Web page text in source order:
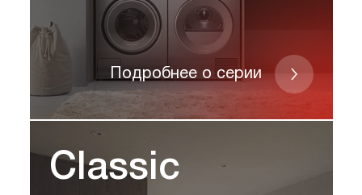
Подробнее о серии
Classic